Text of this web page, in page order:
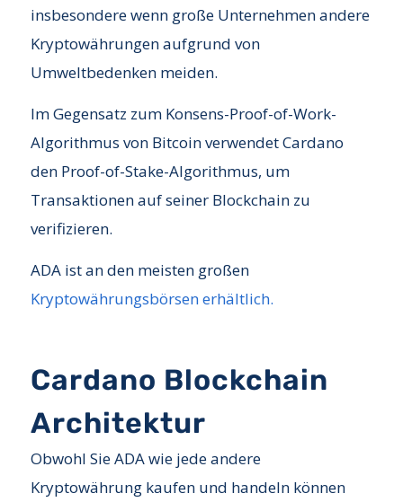
insbesondere wenn große Unternehmen andere
Kryptowährungen aufgrund von
Umweltbedenken meiden.
Im Gegensatz zum Konsens-Proof-of-Work-
Algorithmus von Bitcoin verwendet Cardano
den Proof-of-Stake-Algorithmus, um
Transaktionen auf seiner Blockchain zu
verifizieren.
ADA ist an den meisten großen
Kryptowährungsbörsen erhältlich.
Cardano Blockchain
Architektur
Obwohl Sie ADA wie jede andere
Kryptowährung kaufen und handeln können